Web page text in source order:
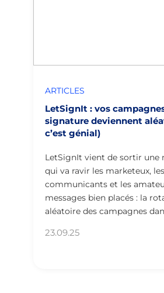
ARTICLES
LetSignIt : vos
signature deviennent
c’est génial)
LetSignIt vient de sortir une
qui va ravir les marketeux, les
communicants et les
messages bien placés : la
aléatoire des campagnes
23.09.25